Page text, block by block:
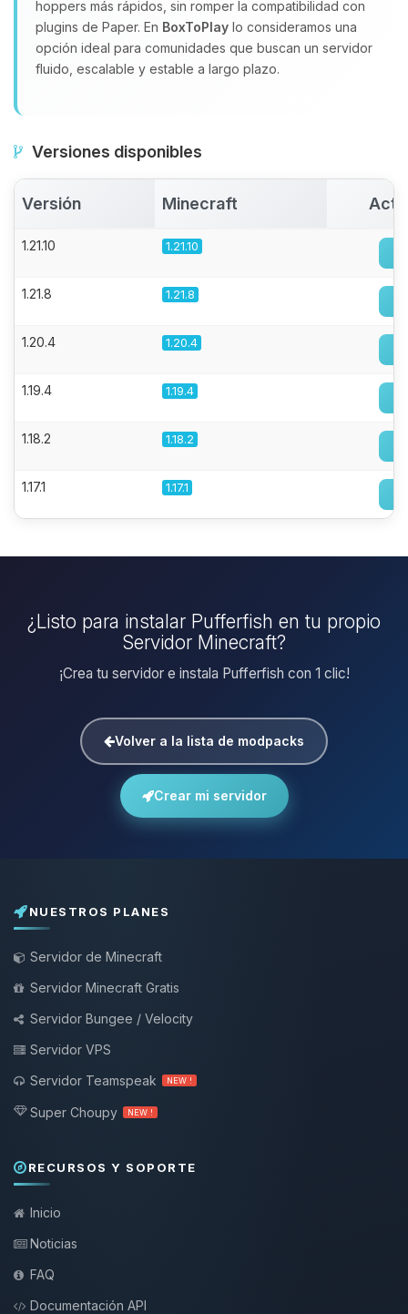
hoppers más rápidos, sin romper la compatibilidad con
plugins de Paper. En BoxToPlay lo consideramos una
opción ideal para comunidades que buscan un servidor
fluido, escalable y estable a largo plazo.
Versiones disponibles
Versión Minecraft
1.21.10 1.21.10
1.21.8 1.21.8
1.20.4 1.20.4
1.19.4 1.19.4
1.18.2 1.18.2
1.17.1 1.17.1
¿Listo para instalar Pufferfish en tu propio
Servidor Minecraft?
¡Crea tu servidor e instala Pufferfish con 1 clic!
Volver a la lista de modpacks
Crear mi servidor
NUESTROS PLANES
Servidor de Minecraft
Servidor Minecraft Gratis
Servidor Bungee / Velocity
Servidor VPS
Servidor Teamspeak
NEW !
Super Choupy NEW !
RECURSOS Y SOPORTE
Inicio
Noticias
FAQ
Documentación API